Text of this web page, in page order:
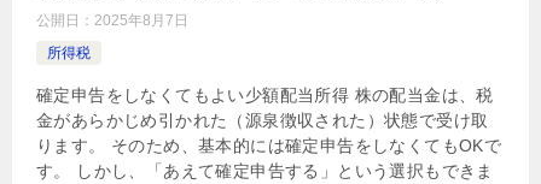
公開日： 2025年8月7日
所得税
確定申告をしなくてもよい少額配当所得 株の配当金は、税
金があらかじめ引かれた（源泉徴収された）状態で受け取
ります。 そのため、基本的には確定申告をしなくてもOKで
す。 しかし、「あえて確定申告する」という選択もできま